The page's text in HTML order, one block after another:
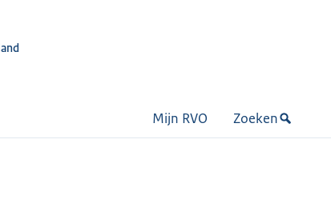
Mijn RVO Zoeken